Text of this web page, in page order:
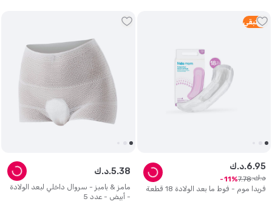
1 متبقي
فريدا موم - فوط ما بعد الولادة 18 قطعة
د.ك.6.95
د.ك. 7.78
11
مامز & بامبز - سروال داخلي لبعد الولادة
- أبيض - عدد 5
د.ك.5.38